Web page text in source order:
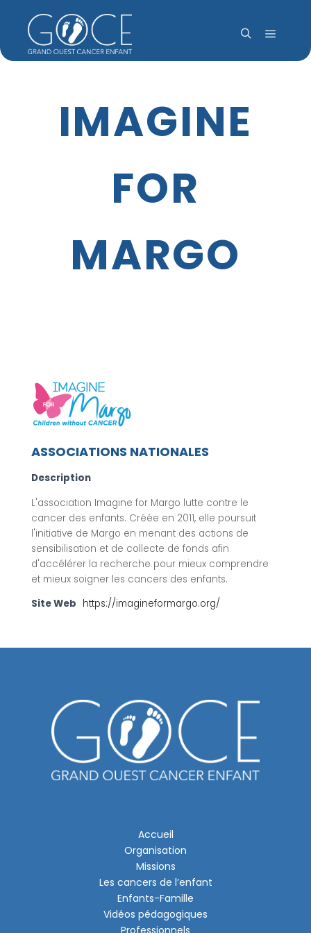
Menu
IMAGINE
FOR
MARGO
ASSOCIATIONS NATIONALES
Description
L'association Imagine for Margo lutte contre le
cancer des enfants. Créée en 2011, elle poursuit
l'initiative de Margo en menant des actions de
sensibilisation et de collecte de fonds afin
d'accélérer la recherche pour mieux comprendre
et mieux soigner les cancers des enfants.
Site Web https://imagineformargo.org/
Accueil
Organisation
Missions
Les cancers de l’enfant
Enfants-Famille
Vidéos pédagogiques
Professionnels